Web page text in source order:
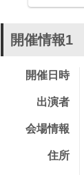
開催情報1
開催日時
出演者
会場情報
住所